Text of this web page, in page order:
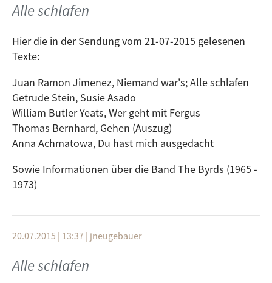
Alle schlafen
Hier die in der Sendung vom 21-07-2015 gelesenen
Texte:
Juan Ramon Jimenez, Niemand war's; Alle schlafen
Getrude Stein, Susie Asado
William Butler Yeats, Wer geht mit Fergus
Thomas Bernhard, Gehen (Auszug)
Anna Achmatowa, Du hast mich ausgedacht
Sowie Informationen über die Band The Byrds (1965 -
1973)
20.07.2015 | 13:37 | jneugebauer
Alle schlafen